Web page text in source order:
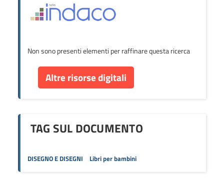
Non sono presenti elementi per raffinare questa ricerca
Altre risorse digitali
TAG SUL DOCUMENTO
DISEGNO E DISEGNI Libri per bambini